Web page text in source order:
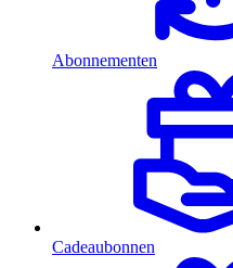
Abonnementen
Cadeaubonnen